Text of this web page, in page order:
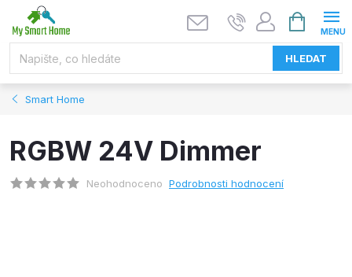
HLEDAT
NÁKUPNÍ
KOŠÍK
Smart Home
RGBW 24V Dimmer
Neohodnoceno Podrobnosti hodnocení